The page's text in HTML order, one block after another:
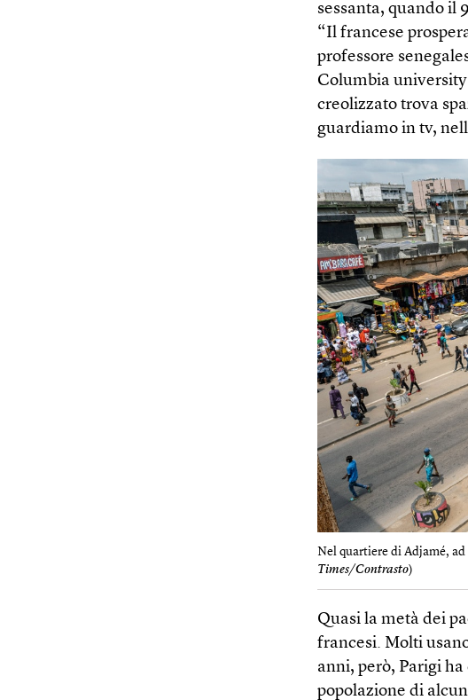
sessanta, quando il
“Il francese
professore
Columbia
creolizzato trova
guardiamo in tv,
Nel quartiere di Adjamé,
Times/Contrasto)
Quasi la metà dei
francesi. Molti
anni, però, Parigi
popolazione di